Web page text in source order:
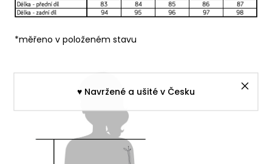
♥︎ Navržené a ušité v Česku
*měřeno v položeném stavu